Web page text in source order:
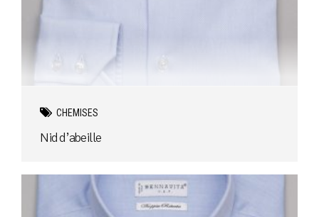
CHEMISES
Nid d’abeille